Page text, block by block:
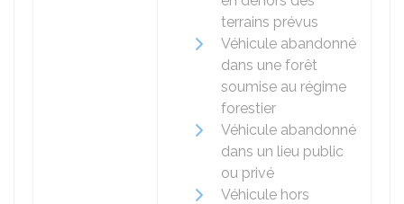
terrains prévus
Véhicule abandonné
dans une forêt
soumise au régime
forestier
Véhicule abandonné
dans un lieu public
ou privé
Véhicule hors